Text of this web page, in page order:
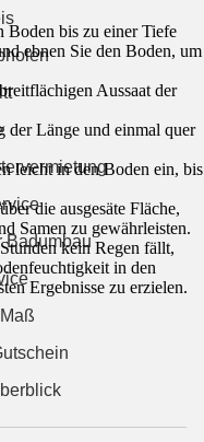
Boden bis zu einer Tiefe
ebnen Sie den Boden, um
Aussaat der
der Länge und einmal quer
leicht in den Boden ein, bis
die ausgesäte Fläche,
Samen zu gewährleisten.
kein Regen fällt,
in den
Ergebnisse zu erzielen.
Badumbau